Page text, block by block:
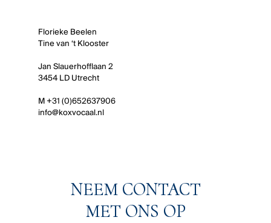
Florieke Beelen
Tine van ‘t Klooster
Jan Slauerhofflaan 2
3454 LD Utrecht
M +31 (0)652637906
info@koxvocaal.nl
NEEM CONTACT
MET ONS OP